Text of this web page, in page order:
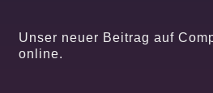
Unser neuer Beitrag auf
online.